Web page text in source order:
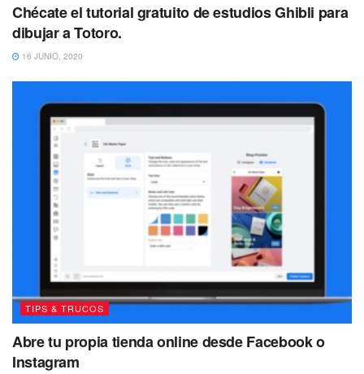
Chécate el tutorial gratuito de estudios Ghibli para
dibujar a Totoro.
16 JUNIO, 2020
TIPS & TRUCOS
Abre tu propia tienda online desde Facebook o
Instagram